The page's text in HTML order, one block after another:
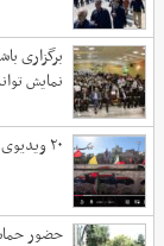
برگزاری
نمایش
۲۰ ویدیوی تماشایی از مراسم تشییع و نماز بر پیکر رهبر شهید در مشهد
حضور